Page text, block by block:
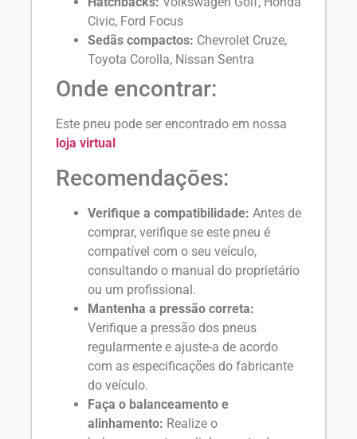
Civic, Ford Focus
Sedãs compactos: Chevrolet Cruze,
Toyota Corolla, Nissan Sentra
Onde encontrar:
Este pneu pode ser encontrado em nossa
loja virtual
Recomendações:
Verifique a compatibilidade: Antes de
comprar, verifique se este pneu é
compatível com o seu veículo,
consultando o manual do proprietário
ou um profissional.
Mantenha a pressão correta:
Verifique a pressão dos pneus
regularmente e ajuste-a de acordo
com as especificações do fabricante
do veículo.
Faça o balanceamento e
alinhamento: Realize o